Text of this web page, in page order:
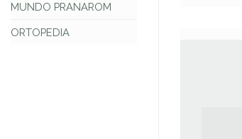
MUNDO PRANAROM
ORTOPEDIA